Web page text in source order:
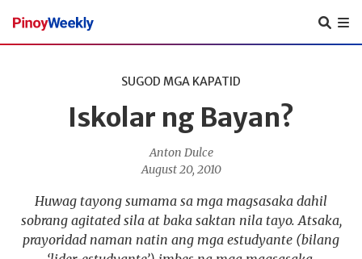
Pinoy
Weekly
SUGOD MGA KAPATID
Iskolar ng Bayan?
Anton Dulce
August 20, 2010
Huwag tayong sumama sa mga magsasaka dahil
sobrang agitated sila at baka saktan nila tayo. Atsaka,
prayoridad naman natin ang mga estudyante (bilang